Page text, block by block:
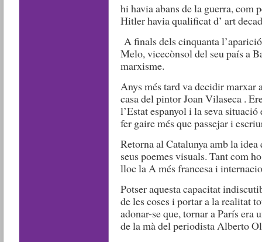
hi havia abans de la guerra,
Hitler havia qualificat d’ art
A finals dels cinquanta
Melo, vicecònsol del seu país a
marxisme.
Anys més tard va decidir marxar
casa del pintor Joan Vilaseca .
l’Estat espanyol i la seva
fer gaire més que passejar i
Retorna al Catalunya amb la
seus poemes visuals. Tant com
lloc la A més francesa i
Potser aquesta capacitat
de les coses i portar a la realitat
adonar-se que, tornar a París era
de la mà del periodista Alberto